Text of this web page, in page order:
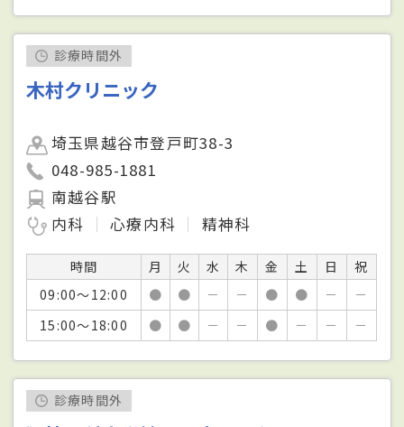
診療時間外
木村クリニック
埼玉県越谷市登戸町38-3
048-985-1881
南越谷駅
内科
心療内科 精神科
時間 月 火 水 木 金 土 日
祝
09:00～12:00
● ● － － ● ● －
－
15:00～18:00
● ● － － ● － － －
診療時間外